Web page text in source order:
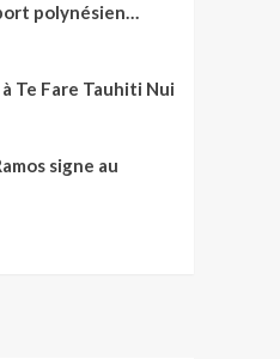
polynésien…
Te Fare Tauhiti Nui
signe au